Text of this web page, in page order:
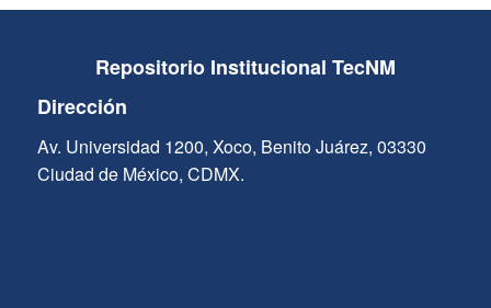
Repositorio Institucional TecNM
Dirección
Av. Universidad 1200, Xoco, Benito Juárez, 03330
Ciudad de México, CDMX.